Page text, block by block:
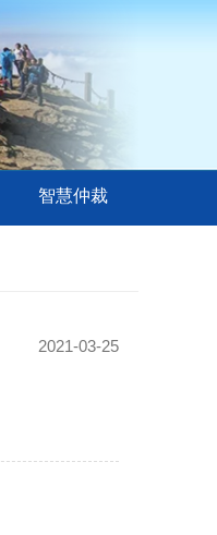
智慧仲裁
2021-03-25